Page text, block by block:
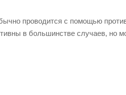
проводится с помощью
в большинстве случаев, но